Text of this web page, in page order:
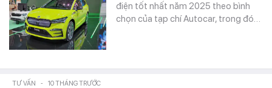
điện tốt nhất năm 2025 theo bình
chọn của tạp chí Autocar, trong đó…
TƯ VẤN - 10 THÁNG TRƯỚC